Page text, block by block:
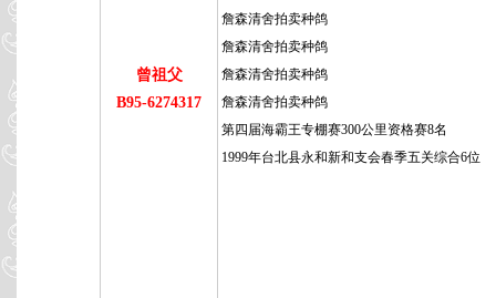
曾祖父
B95-6274317
詹森清舍拍卖种鸽
詹森清舍拍卖种鸽
詹森清舍拍卖种鸽
詹森清舍拍卖种鸽
第四届海霸王专棚赛300公里资格赛8名
1999年台北县永和新和支会春季五关综合6位